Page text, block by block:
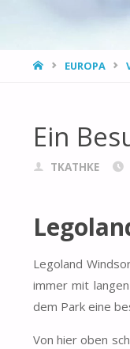
HOMEEUROPA
Ein
TKATHKE
Legoland
immer mit
dem Park eine
Von hier oben